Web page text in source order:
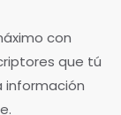
con
que tú
información